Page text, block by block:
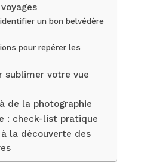
un bon belvédère
pour repérer les
sublimer votre vue
de la photographie
: check-list pratique
la découverte des